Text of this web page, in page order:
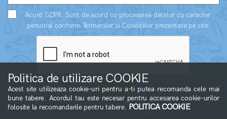
Politica de utilizare COOKIE
Acest site utilizeaza cookie-uri pentru a-ti putea recomanda cele mai
bune tabere. Acordul tau este necesar pentru accesarea cookie-urilor
folosite la recomandarile pentru tabere. POLITICA COOKIE
Acord GDPR: Sunt de acord cu procesarea datelor cu caracter
personal conform Termenilor si Conditiilor prezentate pe site.